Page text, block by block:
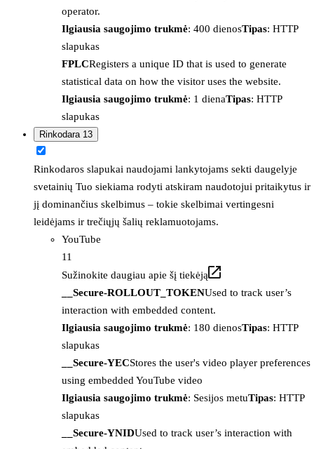
operator.
Ilgiausia saugojimo trukmė: 400 dienosTipas: HTTP
slapukas
FPLCRegisters a unique ID that is used to generate
statistical data on how the visitor uses the website.
Ilgiausia saugojimo trukmė: 1 dienaTipas: HTTP
slapukas
Rinkodara 13
Rinkodaros slapukai naudojami lankytojams sekti daugelyje
svetainių Tuo siekiama rodyti atskiram naudotojui pritaikytus ir
jį dominančius skelbimus – tokie skelbimai vertingesni
leidėjams ir trečiųjų šalių reklamuotojams.
YouTube
11
Sužinokite daugiau apie šį tiekėją
__Secure-ROLLOUT_TOKENUsed to track user’s
interaction with embedded content.
Ilgiausia saugojimo trukmė: 180 dienosTipas: HTTP
slapukas
__Secure-YECStores the user's video player preferences
using embedded YouTube video
Ilgiausia saugojimo trukmė: Sesijos metuTipas: HTTP
slapukas
__Secure-YNIDUsed to track user’s interaction with